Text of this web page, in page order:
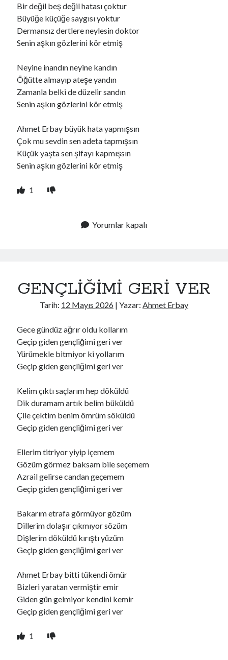
Bir değil beş değil hatası çoktur
Büyüğe küçüğe saygısı yoktur
Dermansız dertlere neylesin doktor
Senin aşkın gözlerini kör etmiş
Neyine inandın neyine kandın
Öğütte almayıp ateşe yandın
Zamanla belki de düzelir sandın
Senin aşkın gözlerini kör etmiş
Ahmet Erbay büyük hata yapmışsın
Çok mu sevdin sen adeta tapmışsın
Küçük yaşta sen şifayı kapmışsın
Senin aşkın gözlerini kör etmiş
1
Yorumlar kapalı
GENÇLİĞİMİ GERİ VER
Tarih: 12 Mayıs 2026 | Yazar: Ahmet Erbay
Gece gündüz ağrır oldu kollarım
Geçip giden gençliğimi geri ver
Yürümekle bitmiyor ki yollarım
Geçip giden gençliğimi geri ver
Kelim çıktı saçlarım hep döküldü
Dik duramam artık belim büküldü
Çile çektim benim ömrüm söküldü
Geçip giden gençliğimi geri ver
Ellerim titriyor yiyip içemem
Gözüm görmez baksam bile seçemem
Azrail gelirse candan geçemem
Geçip giden gençliğimi geri ver
Bakarım etrafa görmüyor gözüm
Dillerim dolaşır çıkmıyor sözüm
Dişlerim döküldü kırıştı yüzüm
Geçip giden gençliğimi geri ver
Ahmet Erbay bitti tükendi ömür
Bizleri yaratan vermiştir emir
Giden gün gelmiyor kendini kemir
Geçip giden gençliğimi geri ver
1